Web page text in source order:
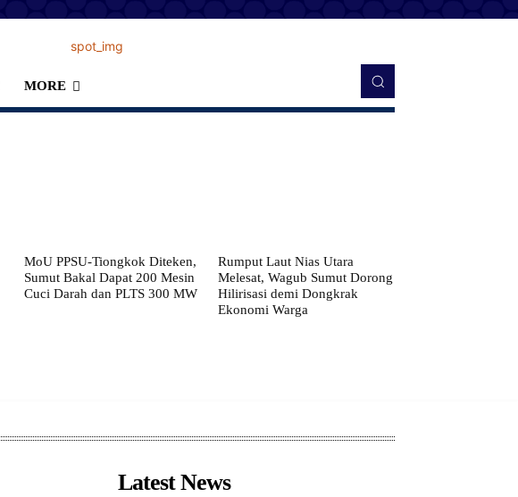
MORE
MoU PPSU-Tiongkok Diteken,
Sumut Bakal Dapat 200 Mesin
Cuci Darah dan PLTS 300 MW
Rumput Laut Nias Utara
Melesat, Wagub Sumut Dorong
Hilirisasi demi Dongkrak
Ekonomi Warga
Latest News